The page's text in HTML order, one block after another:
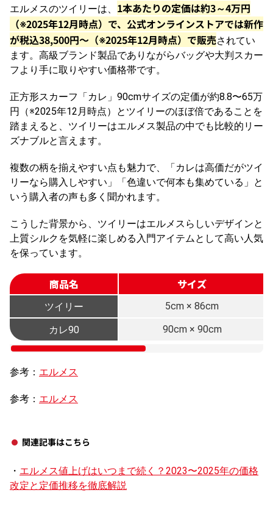
エルメスのツイリーは、 1本あたりの定価は約3～4万円
（※2025年12月時点）で、公式オンラインストアでは新作
が税込38,500円〜（※2025年12月時点）で販売されてい
ます。高級ブランド製品でありながらバッグや大判スカー
フより手に取りやすい価格帯です。
正方形スカーフ「カレ」90cmサイズの定価が約8.8〜65万
円 （※2025年12月時点）
とツイリーのほぼ倍であることを
踏まえると、ツイリーはエルメス製品の中でも比較的リー
ズナブルと言えます。
複数の柄を揃えやすい点も魅力で、「カレは高価だがツイ
リーなら購入しやすい」「色違いで何本も集めている」と
いう購入者の声も多く聞かれます。
こうした背景から、ツイリーはエルメスらしいデザインと
上質シルクを気軽に楽しめる入門アイテムとして高い人気
を保っています。
商品名 サイズ
ツイリー 5cm × 86cm
カレ90 90cm × 90cm
参考： エルメス
参考： エルメス
関連記事はこちら
・ エルメス値上げはいつまで続く？2023〜2025年の価格
改定と定価推移を徹底解説